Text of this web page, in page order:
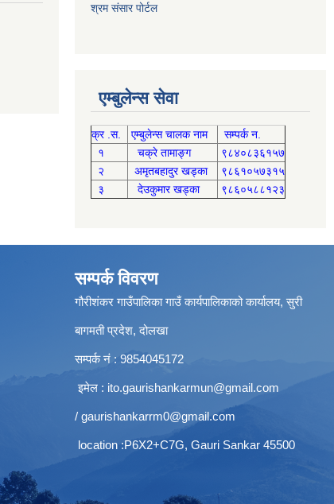
श्रम संसार पोर्टल
एम्बुलेन्स सेवा
क्र .स. एम्बुलेन्स चालक नाम
सम्पर्क न.
१
चक्रे तामाङ्ग
९८४०८३६१५७
२
अमृतबहादुर खड्का
९८६१०५७३१५
३
देउकुमार खड्का ९८६०५८८१२३
सम्पर्क विवरण
गौरीशंकर गाउँपालिका गाउँ कार्यपालिकाको कार्यालय, सुरी
बागमती प्रदेश, दोलखा
सम्पर्क नं : 9854045172
इमेल : ito.gaurishankarmun@gmail.com
/ gaurishankarrm0@gmail.com
location :P6X2+C7G, Gauri Sankar 45500